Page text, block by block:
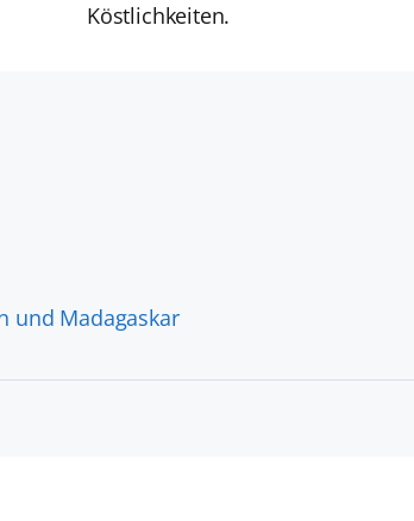
Köstlichkeiten.
und Madagaskar